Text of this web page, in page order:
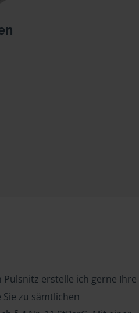
erstelle ich gerne Ihre
zu sämtlichen